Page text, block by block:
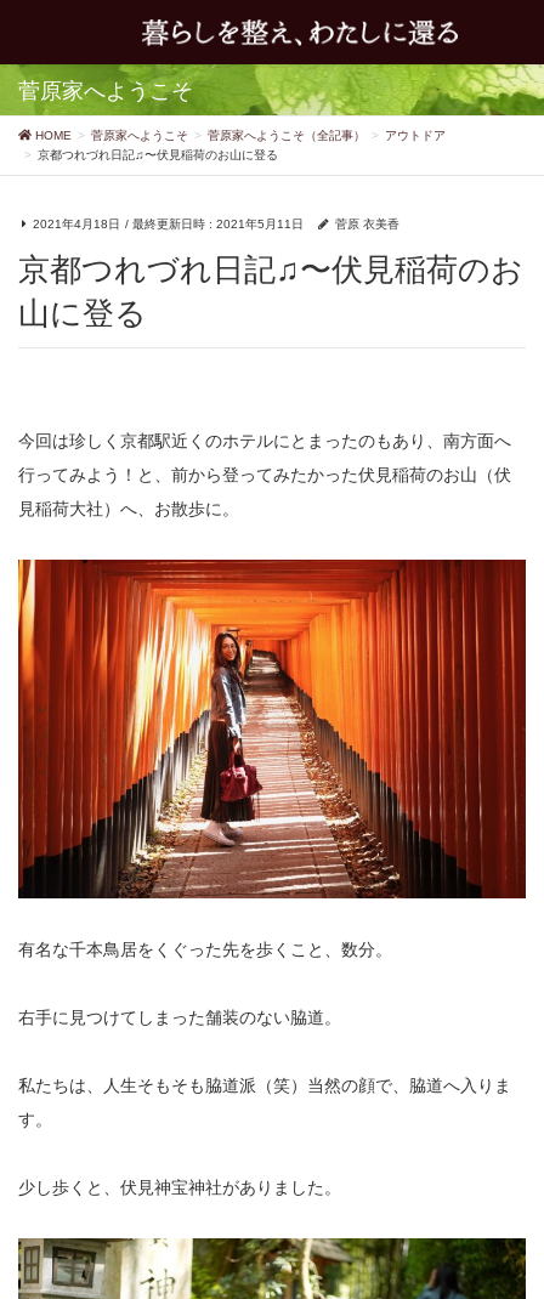
菅原家へようこそ
HOME 菅原家へようこそ 菅原家へようこそ（全記事）
アウトドア
京都つれづれ日記♫〜伏見稲荷のお山に登る
2021年4月18日 / 最終更新日時 : 2021年5月11日 菅原 衣美香
京都つれづれ日記♫〜伏見稲荷のお
山に登る
今回は珍しく京都駅近くのホテルにとまったのもあり、南方面へ
行ってみよう！と、前から登ってみたかった伏見稲荷のお山（伏
見稲荷大社）へ、お散歩に。
有名な千本鳥居をくぐった先を歩くこと、数分。
右手に見つけてしまった舗装のない脇道。
私たちは、人生そもそも脇道派（笑）当然の顔で、脇道へ入りま
す。
少し歩くと、伏見神宝神社がありました。